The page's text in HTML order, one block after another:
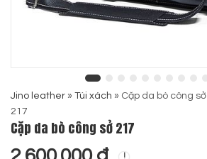
Jino leather » Túi xách » Cặp da bò công sở
217
Cặp da bò công sở 217